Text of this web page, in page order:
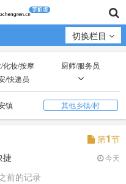
切换栏目
化妆/按摩
厨师/服务员
/快递员
售/营销
文员/助理/设计/策划
人事/后勤
教师/教练/助教
商/代练
钟点工/兼职/寒暑假工
镇 其他乡镇/村
第1节
捷
今天
前的记录